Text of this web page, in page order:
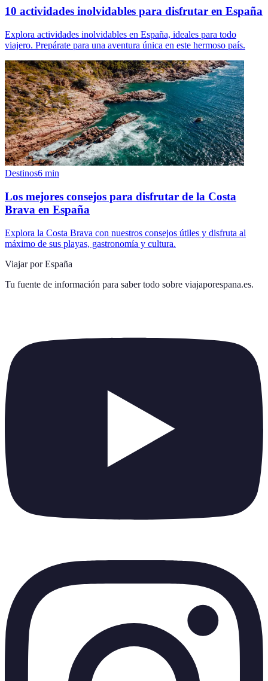
10 actividades inolvidables para disfrutar en España
Explora actividades inolvidables en España, ideales para todo
viajero. Prepárate para una aventura única en este hermoso país.
Destinos6 min
Los mejores consejos para disfrutar de la Costa
Brava en España
Explora la Costa Brava con nuestros consejos útiles y disfruta al
máximo de sus playas, gastronomía y cultura.
Viajar por España
Tu fuente de información para saber todo sobre viajaporespana.es.